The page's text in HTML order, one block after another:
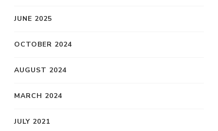
JUNE 2025
OCTOBER 2024
AUGUST 2024
MARCH 2024
JULY 2021